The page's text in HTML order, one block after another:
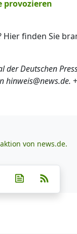
provozieren
Hier finden Sie
Deutschen
hinweis@news.de.
von news.de.
Facebook
auf Whatsapp
Teilen auf
teilen
Post auf XNewsletter